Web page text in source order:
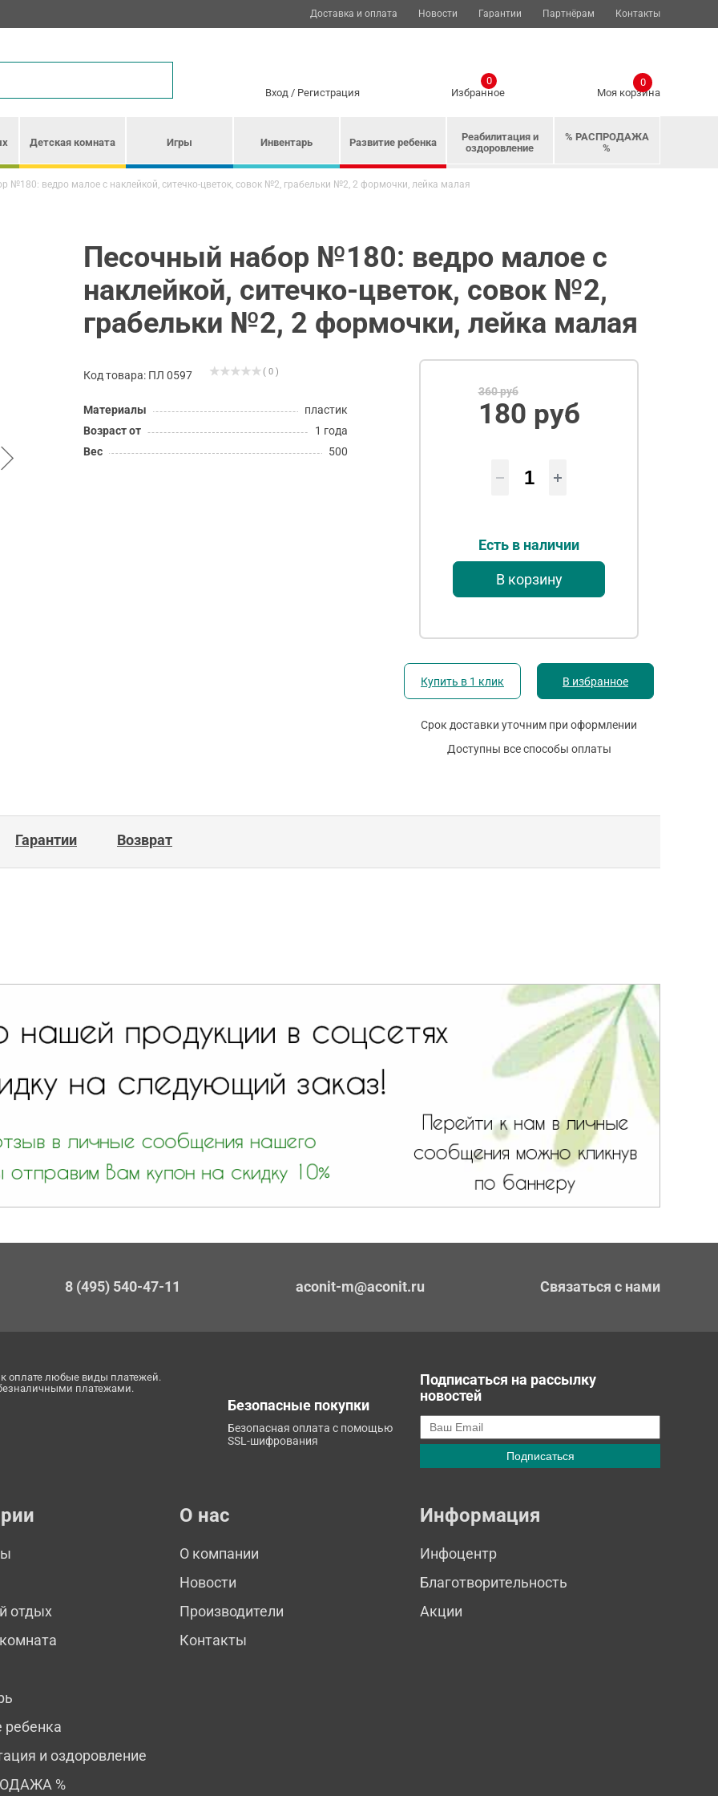
Доставка и оплата Новости Гарантии Партнёрам Контакты
Вход/ Регистрация Избранное
0
Моя корзина
0
Детская комната Игры Инвентарь Развитие ребенка
Реабилитация и
оздоровление
% РАСПРОДАЖА
%
№180: ведро малое с наклейкой, ситечко-цветок, совок №2, грабельки №2, 2 формочки, лейка малая
Песочный набор №180: ведро малое с
наклейкой, ситечко-цветок, совок №2,
грабельки №2, 2 формочки, лейка малая
Код товара: ПЛ 0597 ( 0 )
Материалы
пластик
Возраст от
1 года
Вес
500
360 руб
180 руб
Есть в наличии
В корзину
Купить в 1 клик В избранное
Срок доставки уточним при оформлении
Доступны все способы оплаты
Гарантии Возврат
8 (495) 540-47-11 aconit-m@aconit.ru Связаться с нами
оплате любые виды платежей.
платежами.
Безопасные покупки
Безопасная оплата с помощью
SSL-шифрования
Подписаться на рассылку
новостей
отдых
ребенка
и оздоровление
%
О нас
О компании
Новости
Производители
Контакты
Информация
Инфоцентр
Благотворительность
Акции